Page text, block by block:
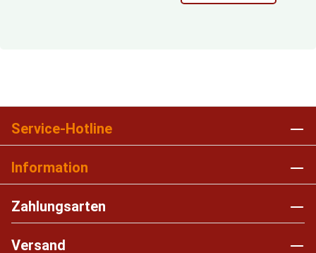
Service-Hotline
Information
Zahlungsarten
Versand